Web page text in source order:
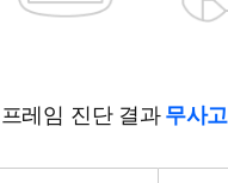
레임 진단 결과 무사